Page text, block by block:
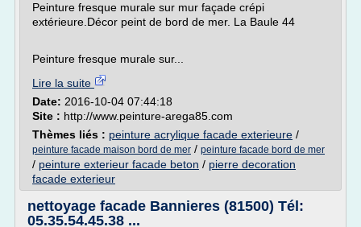
Peinture fresque murale sur mur façade crépi
extérieure.Décor peint de bord de mer. La Baule 44
Peinture fresque murale sur...
Lire la suite
Date: 2016-10-04 07:44:18
Site : http://www.peinture-arega85.com
Thèmes liés : peinture acrylique facade exterieure /
peinture facade maison bord de mer / peinture facade bord de mer
/ peinture exterieur facade beton / pierre decoration
facade exterieur
nettoyage facade Bannieres (81500) Tél:
05.35.54.45.38 ...